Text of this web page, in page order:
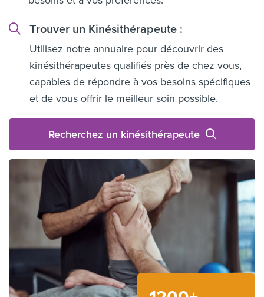
Trouver un Kinésithérapeute :
Utilisez notre annuaire pour découvrir des
kinésithérapeutes qualifiés près de chez vous,
capables de répondre à vos besoins spécifiques
et de vous offrir le meilleur soin possible.
Recherchez un kinésithérapeute